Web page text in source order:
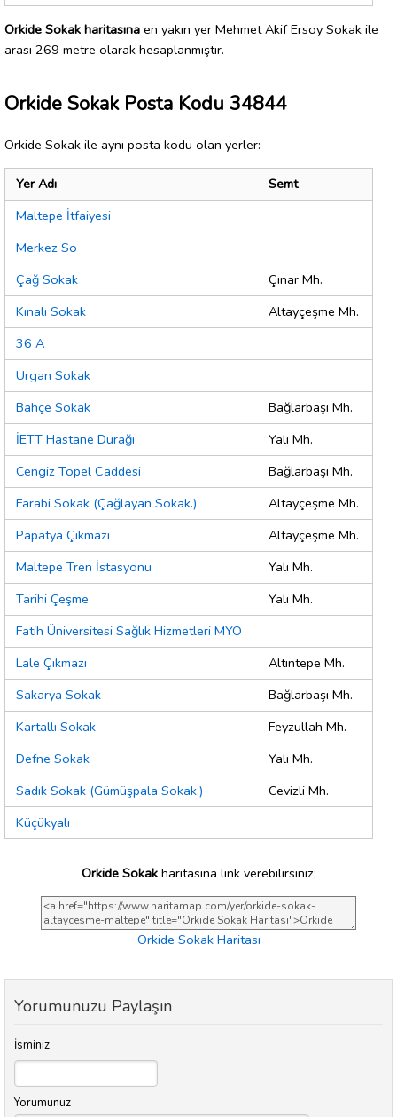
Orkide Sokak haritasına en yakın yer Mehmet Akif Ersoy Sokak ile
arası 269 metre olarak hesaplanmıştır.
Orkide Sokak Posta Kodu 34844
Orkide Sokak ile aynı posta kodu olan yerler:
Yer Adı
Semt
Maltepe İtfaiyesi
Merkez So
Çağ Sokak
Çınar Mh.
Kınalı Sokak
Altayçeşme Mh.
36 A
Urgan Sokak
Bahçe Sokak
Bağlarbaşı Mh.
İETT Hastane Durağı
Yalı Mh.
Cengiz Topel Caddesi
Bağlarbaşı Mh.
Farabi Sokak (Çağlayan Sokak.)
Altayçeşme Mh.
Papatya Çıkmazı
Altayçeşme Mh.
Maltepe Tren İstasyonu
Yalı Mh.
Tarihi Çeşme
Yalı Mh.
Fatih Üniversitesi Sağlık Hizmetleri MYO
Lale Çıkmazı
Altıntepe Mh.
Sakarya Sokak
Bağlarbaşı Mh.
Kartallı Sokak
Feyzullah Mh.
Defne Sokak
Yalı Mh.
Sadık Sokak (Gümüşpala Sokak.)
Cevizli Mh.
Küçükyalı
Orkide Sokakharitasına link verebilirsiniz;
Orkide Sokak Haritası
Yorumunuzu Paylaşın
İsminiz
Yorumunuz